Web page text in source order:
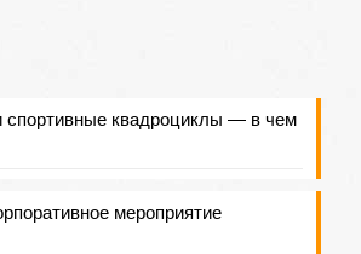
спортивные квадроциклы — в чем
мероприятие